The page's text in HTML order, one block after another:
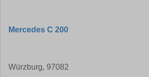
Mercedes C 200
Würzburg, 97082